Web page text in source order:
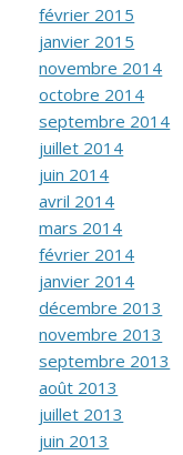
février 2015
janvier 2015
novembre 2014
octobre 2014
septembre 2014
juillet 2014
juin 2014
avril 2014
mars 2014
février 2014
janvier 2014
décembre 2013
novembre 2013
septembre 2013
août 2013
juillet 2013
juin 2013